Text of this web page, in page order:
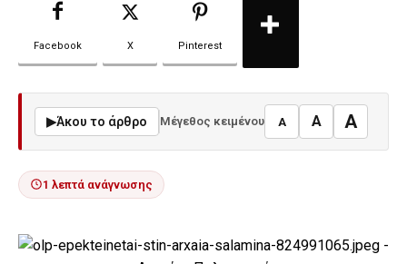
Facebook X Pinterest
▶Άκου το άρθρο Μέγεθος κειμένου A A A
1 λεπτά ανάγνωσης